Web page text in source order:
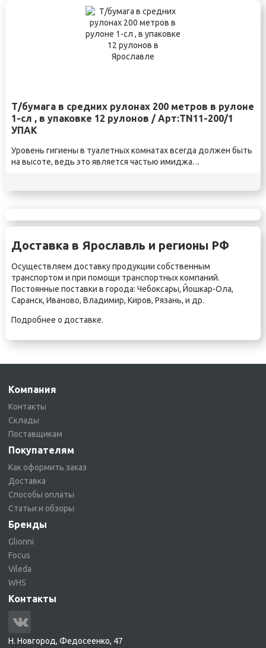
Т/бумага в средних рулонах 200 метров в рулоне
1-сл , в упаковке 12 рулонов / Арт:TN11-200/1
УПАК
Уровень гигиены в туалетных комнатах всегда должен быть
на высоте, ведь это является частью имиджа. ..
Доставка в Ярославль и регионы РФ
Осуществляем доставку продукции собственным
транспортом и при помощи транспортных компаний.
Постоянные поставки в города: Чебоксары, Йошкар-Ола,
Саранск, Иваново, Владимир, Киров, Рязань, и др.
Подробнее о доставке.
Компания
Контакты
Склады
Поставщикам
Покупателям
Как оформить заказ
Доставка
Способы оплаты
Статьи и обзоры
Бренды
Glionni
Focus
Vileda
WHS
Контакты
Н. Новгород, Федосеенко, 47